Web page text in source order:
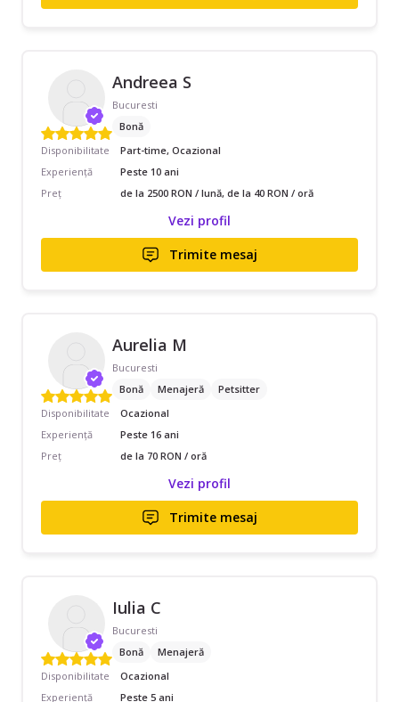
Andreea S
Bucuresti
Bonă
Disponibilitate
Part-time, Ocazional
Experiență
Peste 10 ani
Preț
de la 2500 RON / lună, de la 40 RON / oră
Vezi profil
Trimite mesaj
Aurelia M
Bucuresti
Bonă
Menajeră
Petsitter
Disponibilitate
Ocazional
Experiență
Peste 16 ani
Preț
de la 70 RON / oră
Vezi profil
Trimite mesaj
Iulia C
Bucuresti
Bonă
Menajeră
Disponibilitate
Ocazional
Experiență
Peste 5 ani